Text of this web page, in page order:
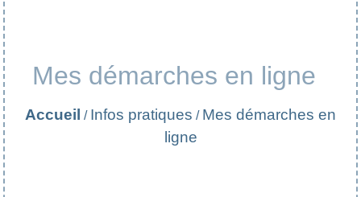
Mes démarches en ligne
Accueil / Infos pratiques / Mes démarches en
ligne